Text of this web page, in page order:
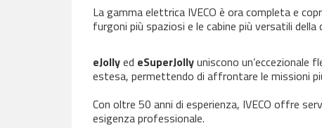
La gamma elettrica IVECO è ora completa e
furgoni più spaziosi e le cabine più versatili della
eJollyed eSuperJollyuniscono un’eccezionale
estesa, permettendo di affrontare le missioni
Con oltre 50 anni di esperienza, IVECO offre
esigenza professionale.